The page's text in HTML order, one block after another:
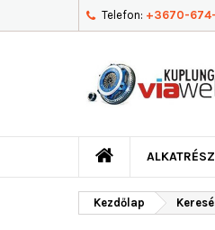
Telefon: +3670-
Kezdőlap